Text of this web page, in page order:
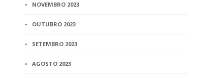
Compositor
1 minread
NOVEMBRO 2023
OUTUBRO 2023
SETEMBRO 2023
AGOSTO 2023